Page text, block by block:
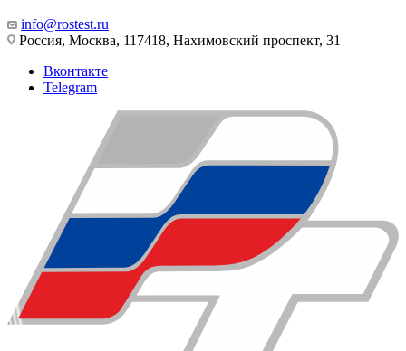
info@rostest.ru
Россия, Москва, 117418, Нахимовский проспект, 31
Вконтакте
Telegram